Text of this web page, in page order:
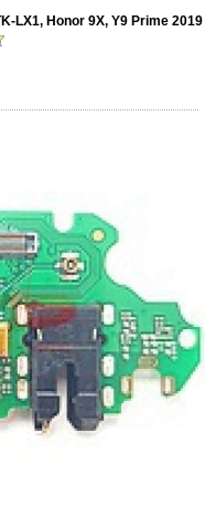
LX1, Honor 9X, Y9 Prime 2019